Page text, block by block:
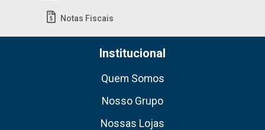
Notas Fiscais
Institucional
Quem Somos
Nosso Grupo
Nossas Lojas